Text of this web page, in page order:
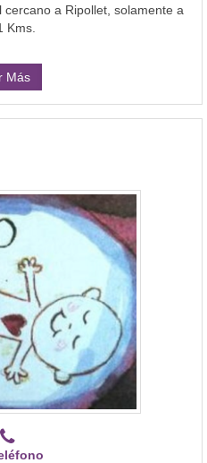
a Ripollet, solamente a
Kms.
Más